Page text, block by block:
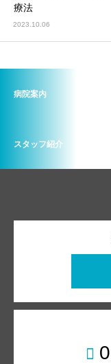
療法
2023.10.06
病院案内
スタッフ紹介